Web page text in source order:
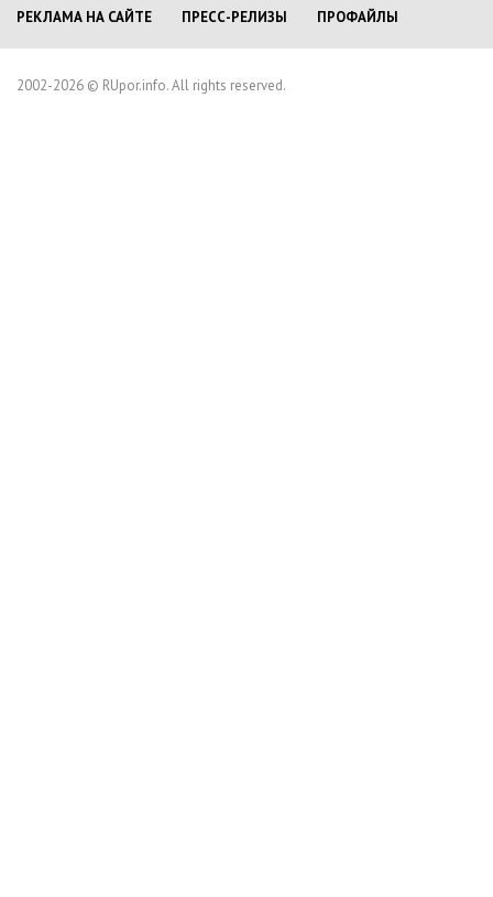
РЕКЛАМА НА САЙТЕ
ПРЕСС-РЕЛИЗЫ ПРОФАЙЛЫ
2002-2026 © RUpor.info. All rights reserved.